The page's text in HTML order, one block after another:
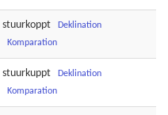
stuurkoppt
Deklination
Komparation
stuurkuppt
Deklination
Komparation